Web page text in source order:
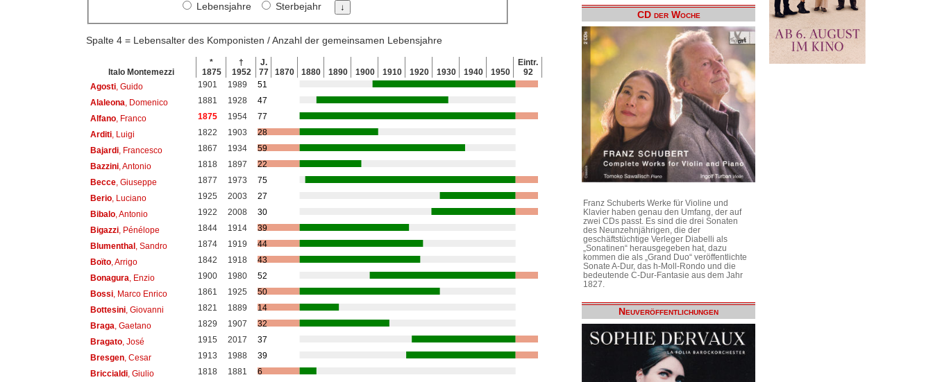
Lebensjahre
Sterbejahr
Spalte 4 = Lebensalter des Komponisten / Anzahl der gemeinsamen Lebensjahre
Italo Montemezzi
*
1875
†
1952
J.
77
1870 1880 1890 1900 1910 1920 1930 1940 1950
Eintr.
92
Agosti, Guido 1901 1989
51
Alaleona , Domenico 1881 1928
47
Alfano, Franco 1875 1954
77
Arditi, Luigi 1822 1903
28
Bajardi, Francesco 1867 1934
59
Bazzini, Antonio 1818 1897
22
Becce, Giuseppe 1877 1973
75
Berio, Luciano 1925 2003
27
Bibalo, Antonio 1922 2008
30
Bigazzi, Pénélope 1844 1914
39
Blumenthal, Sandro 1874 1919
44
Boïto, Arrigo 1842 1918
43
Bonagura , Enzio 1900 1980
52
Bossi, Marco Enrico 1861 1925
50
Bottesini, Giovanni 1821 1889
14
Braga , Gaetano 1829 1907
32
Bragato, José 1915 2017
37
Bresgen, Cesar 1913 1988
39
Briccialdi, Giulio 1818 1881
6
CD der Woche
Franz Schuberts Werke für Violine und
Klavier haben genau den Umfang, der auf
zwei CDs passt. Es sind die drei Sonaten
des Neunzehnjährigen, die der
geschäftstüchtige Verleger Diabelli als
„Sonatinen“ herausgegeben hat, dazu
kommen die als „Grand Duo“ veröffentlichte
Sonate A-Dur, das h-Moll-Rondo und die
bedeutende C-Dur-Fantasie aus dem Jahr
1827.
Neuveröffentlichungen